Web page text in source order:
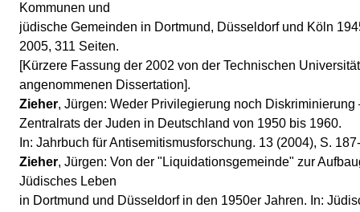
Kommunen und
jüdische Gemeinden in Dortmund, Düsseldorf und Köln
2005, 311 Seiten.
[Kürzere Fassung der 2002 von der Technischen
angenommenen Dissertation].
Zieher, Jürgen: Weder Privilegierung noch
Zentralrats der Juden in Deutschland von 1950 bis 1960.
In: Jahrbuch für Antisemitismusforschung. 13 (2004), S.
Zieher, Jürgen: Von der "Liquidationsgemeinde" zur
Jüdisches Leben
in Dortmund und Düsseldorf in den 1950er Jahren. In: